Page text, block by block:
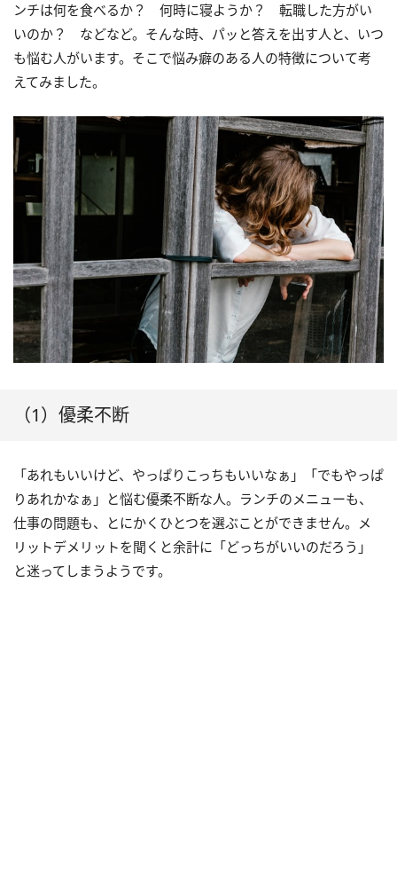
ンチは何を食べるか？ 何時に寝ようか？ 転職した方がい
いのか？ などなど。そんな時、パッと答えを出す人と、いつ
も悩む人がいます。そこで悩み癖のある人の特徴について考
えてみました。
（1）優柔不断
「あれもいいけど、やっぱりこっちもいいなぁ」「でもやっぱ
りあれかなぁ」と悩む優柔不断な人。ランチのメニューも、
仕事の問題も、とにかくひとつを選ぶことができません。メ
リットデメリットを聞くと余計に「どっちがいいのだろう」
と迷ってしまうようです。